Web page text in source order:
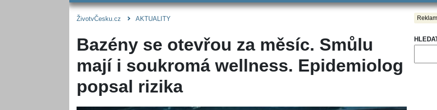
ŽivotvČesku.cz AKTUALITY
Bazény se otevřou za měsíc. Smůlu
mají i soukromá wellness. Epidemiolog
popsal rizika